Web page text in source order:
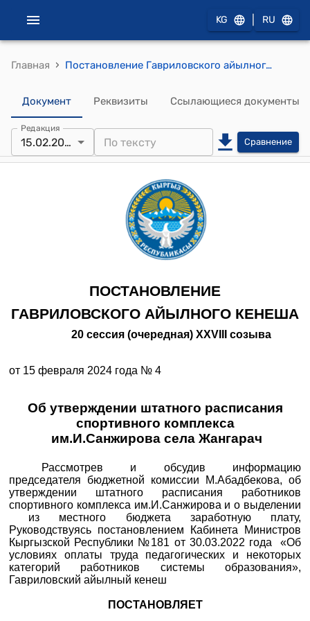
KG RU
Главная › Постановление Гавриловского айылного кенеша от 15 февраля 2024 года № 4 "Об утверждении штатного расписания спортивного комплекса им.И.Санжирова села Жангарач"
Документ Реквизиты Ссылающиеся документы
Редакция
15.02.2024 Сравнение